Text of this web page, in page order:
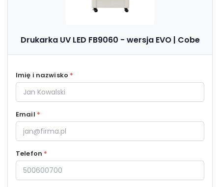
Drukarka UV LED FB9060 - wersja EVO | Cobe
Imię i nazwisko *
Email *
Telefon *